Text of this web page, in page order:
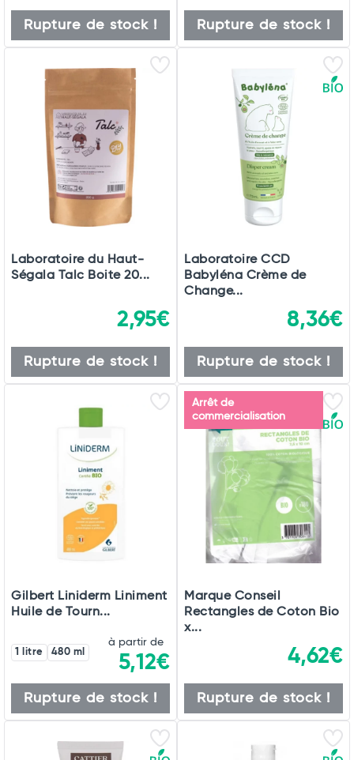
Rupture de stock ! Rupture de stock !
Laboratoire du Haut-
Ségala Talc Boite 20...
2,95€
Rupture de stock !
Laboratoire CCD
Babyléna Crème de
Change...
8,36€
Rupture de stock !
Gilbert Liniderm Liniment
Huile de Tourn...
1 litre 480 ml
à partir de
5,12€
Rupture de stock !
Arrêt de
commercialisation
Marque Conseil
Rectangles de Coton Bio
x...
4,62€
Rupture de stock !